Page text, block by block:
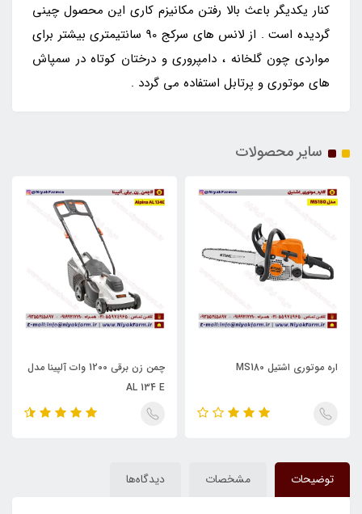
کنار یکدیگر باعث بالا رفتن مکانیزم کاری این محصول چینی
گردیده است . از لانس های سرکج 90 سانتیمتری بیشتر برای
مواردی چون گلخانه ، دامپروری و درختان کوتاه در سمپاش
های موتوری و پرتابل استفاده می گردد .
سایر محصولات
اره موتوری اشتیل MS180
چمن زن برقی 1200 وات آلپینا مدل
AL 134 E
توضیحات مشخصات دیدگاه‌ها